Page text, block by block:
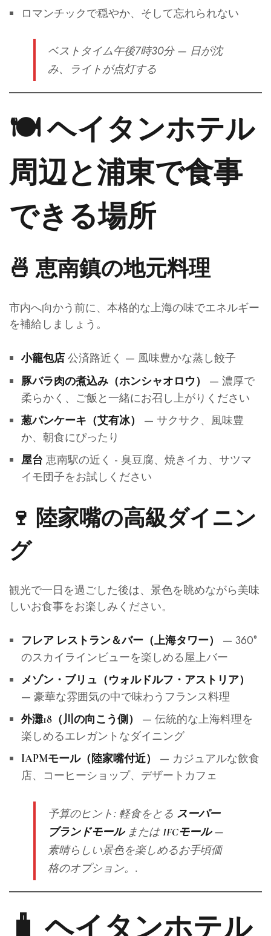
ロマンチックで穏やか、そして忘れられない
ベストタイム午後7時30分 — 日が沈
み、ライトが点灯する
🍽️ ヘイタンホテル
周辺と浦東で食事
できる場所
🍜 恵南鎮の地元料理
市内へ向かう前に、本格的な上海の味でエネルギー
を補給しましょう。
小籠包店公済路近く — 風味豊かな蒸し餃子
豚バラ肉の煮込み（ホンシャオロウ）
— 濃厚で
柔らかく、ご飯と一緒にお召し上がりください
葱パンケーキ（艾有冰）
— サクサク、風味豊
か、朝食にぴったり
屋台 恵南駅の近く - 臭豆腐、焼きイカ、サツマ
イモ団子をお試しください
🍷 陸家嘴の高級ダイニン
グ
観光で一日を過ごした後は、景色を眺めながら美味
しいお食事をお楽しみください。
フレア レストラン＆バー（上海タワー）
— 360°
のスカイラインビューを楽しめる屋上バー
メゾン・ブリュ（ウォルドルフ・アストリア）
— 豪華な雰囲気の中で味わうフランス料理
外灘18（川の向こう側）
— 伝統的な上海料理を
楽しめるエレガントなダイニング
IAPMモール（陸家嘴付近）
— カジュアルな飲食
店、コーヒーショップ、デザートカフェ
予算のヒント: 軽食をとる スーパー
ブランドモールまたはIFCモール—
素晴らしい景色を楽しめるお手頃価
格のオプション。.
🧳 ヘイタンホテル